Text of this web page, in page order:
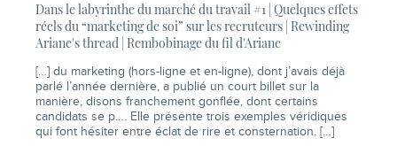
Dans le labyrinthe du marché du travail #1 | Quelques effets
réels du “marketing de soi” sur les recruteurs | Rewinding
Ariane's thread | Rembobinage du fil d'Ariane
[…] du marketing (hors-ligne et en-ligne), dont j’avais déjà
parlé l’année dernière, a publié un court billet sur la
manière, disons franchement gonflée, dont certains
candidats se p…. Elle présente trois exemples véridiques
qui font hésiter entre éclat de rire et consternation. […]